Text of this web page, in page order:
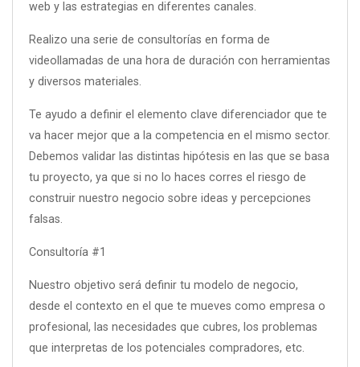
web y las estrategias en diferentes canales.
Realizo una serie de consultorías en forma de
videollamadas de una hora de duración con herramientas
y diversos materiales.
Te ayudo a definir el elemento clave diferenciador que te
va hacer mejor que a la competencia en el mismo sector.
Debemos validar las distintas hipótesis en las que se basa
tu proyecto, ya que si no lo haces corres el riesgo de
construir nuestro negocio sobre ideas y percepciones
falsas.
Consultoría #1
Nuestro objetivo será definir tu modelo de negocio,
desde el contexto en el que te mueves como empresa o
profesional, las necesidades que cubres, los problemas
que interpretas de los potenciales compradores, etc.